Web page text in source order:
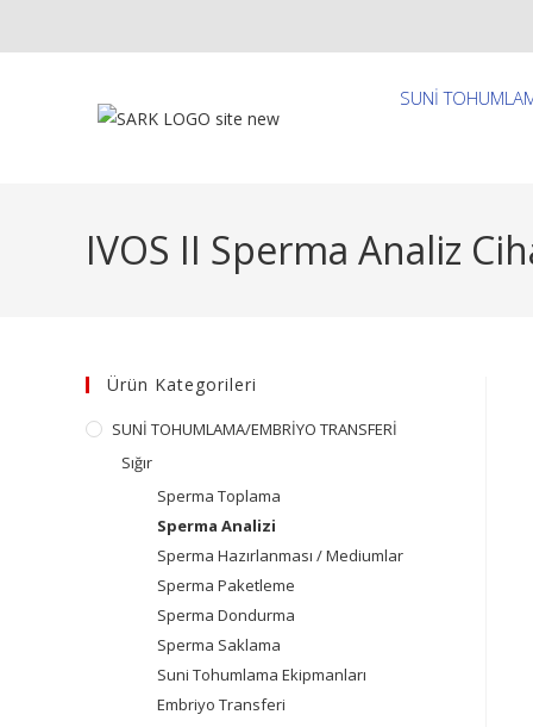
SUNİ
IVOS II Sperma Analiz
Ürün Kategorileri
SUNİ TOHUMLAMA/EMBRİYO TRANSFERİ
Sığır
Sperma Toplama
Sperma Analizi
Sperma Hazırlanması / Mediumlar
Sperma Paketleme
Sperma Dondurma
Sperma Saklama
Suni Tohumlama Ekipmanları
Embriyo Transferi